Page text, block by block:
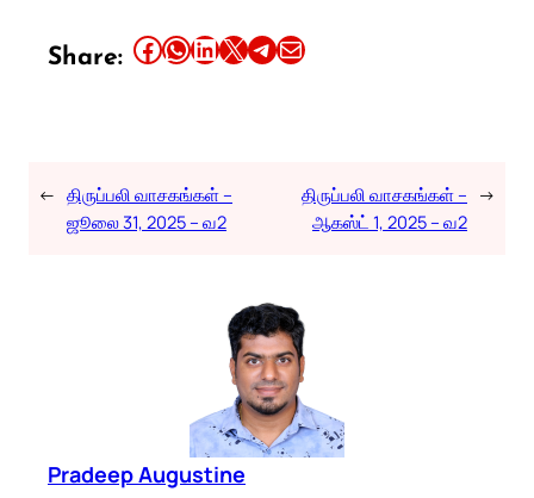
Share: Share this article on Facebook Share this article on WhatsApp Share this article on LinkedIn Share this article on X Share this article on TelegramEmail this Article
← திருப்பலி வாசகங்கள் –
ஜூலை 31, 2025 – வ2
திருப்பலி வாசகங்கள் –
ஆகஸ்ட் 1, 2025 – வ2
→
Pradeep Augustine